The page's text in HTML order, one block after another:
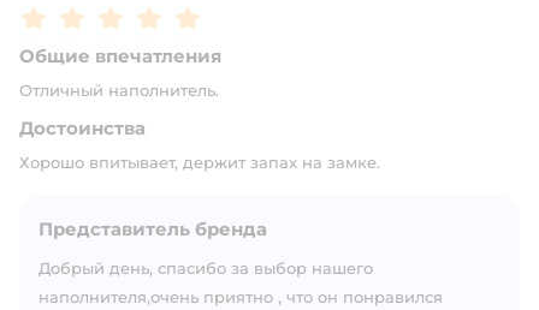
Рейтинг:5
Общие впечатления
Отличный наполнитель.
Достоинства
Хорошо впитывает, держит запах на замке.
Представитель бренда
Добрый день, спасибо за выбор нашего
наполнителя,очень приятно , что он понравился